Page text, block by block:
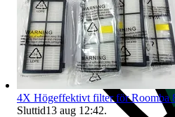
4X Högeffektivt filter för Roomba
Sluttid13 aug 12:42.